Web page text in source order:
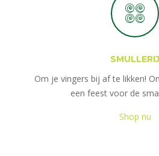
SMULLERIJ
Om je vingers bij af te likken!
een feest voor de
Shop nu